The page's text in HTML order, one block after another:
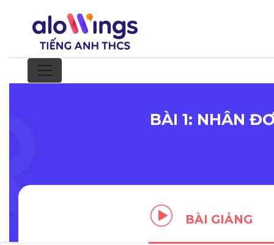
BÀI 1: NHÂN
BÀI GIẢNG